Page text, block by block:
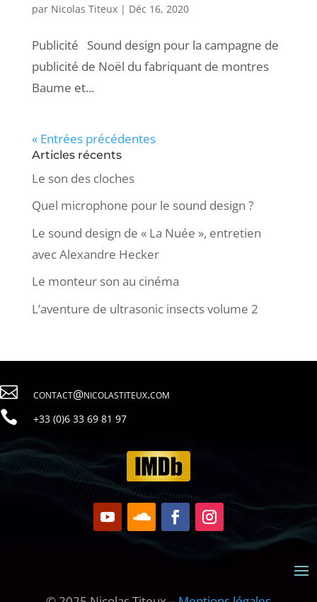
par Nicolas Titeux| Déc 16, 2020
Publicité Sound design pour la campagne de
publicité de Noël du fabriquant de montres
Baume et...
« Entrées précédentes
Articles récents
Le son des cloches
Quel microphone pour le sound design ?
Le sound design de « La Nuée », entretien
avec Alexandre Hecker
Le monteur son au cinéma
L’aventure de ultrasonic insects volume 2
 contact@nicolastiteux.com
 79 18 96 33 6(0) 33+